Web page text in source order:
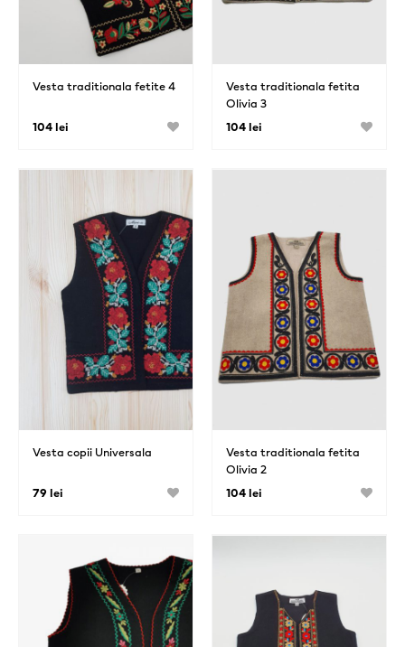
Vesta traditionala fetite 4
104 lei
Vesta traditionala fetita
Olivia 3
104 lei
Vesta copii Universala
79 lei
Vesta traditionala fetita
Olivia 2
104 lei